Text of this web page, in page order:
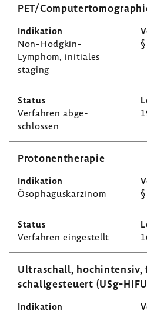
PET/
Non-​Hodgkin-
Lymphom, initiales
staging
Verfahren abge­
schlossen
Proto­nen­the­rapie
Ösopha­gus­kar­zinom
Verfahren einge­stellt
Ultra­schall,
schall­ge­steuert (USg-​